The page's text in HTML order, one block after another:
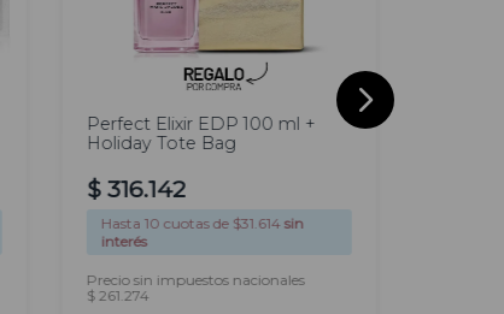
Perfect Elixir EDP 100 ml +
Holiday Tote Bag
$ 316.142
Hasta 10 cuotas de $31.614 sin
interés
Precio sin impuestos nacionales
$ 261.274